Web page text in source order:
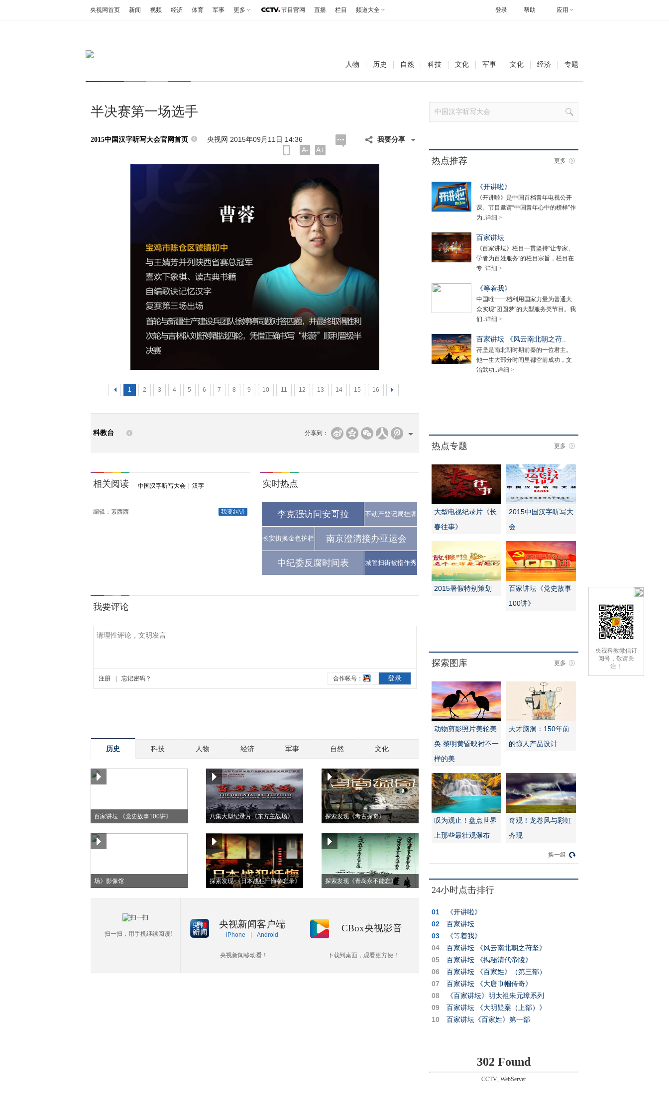
央视科教微信订
阅号，敬请关
注！
央视网首页 新闻 视频 经济 体育 军事 更多 节目官网 直播 栏目 频道大全 帮助 应用
登录
人物 历史 自然 科技 文化 军事 文化 经济 专题
半决赛第一场选手
2015中国汉字听写大会官网首页
央视网 2015年09月11日 14:36
A-
A+
我要分享
< 1 2 3 4 5 6 7 8 9 10 11 12 13 14 15 16 >
科教台 分享到：
相关阅读 中国汉字听写大会 汉字
我要纠错
编辑：素西西
实时热点
李克强访问安哥拉 不动产登记局挂牌
长安街换金色护栏 南京澄清接办亚运会
中纪委反腐时间表 城管扫街被指作秀
历史 科技 人物 经济 军事 自然 文化
百家讲坛 《党史故事100讲》 八集大型纪录片《东方主战场》 探索发现《考古探奇》
场》影像馆
探索发现 《日本战犯忏悔备忘录》 探索发现《青岛永不能忘》
扫一扫，用手机继续阅读!
央视新闻客户端
iPhone Android
央视新闻移动看！
CBox央视影音
下载到桌面，观看更方便！
热点推荐 更多
《开讲啦》
《开讲啦》是中国首档青年电视公开
课。节目邀请“中国青年心中的榜样”作
为..详细 >
百家讲坛
《百家讲坛》栏目一贯坚持“让专家、
学者为百姓服务”的栏目宗旨，栏目在
专..详细 >
《等着我》
中国唯一一档利用国家力量为普通大
众实现“团圆梦”的大型服务类节目。我
们..详细 >
百家讲坛 《风云南北朝之苻..
苻坚是南北朝时期前秦的一位君主。
他一生大部分时间里都空前成功，文
治武功..详细 >
热点专题 更多
大型电视纪录片《长
春往事》
2015中国汉字听写大
会
2015暑假特别策划
百家讲坛《党史故事
100讲》
探索图库 更多
动物剪影照片美轮美
奂:黎明黄昏映衬不一
样的美
天才脑洞：150年前
的惊人产品设计
叹为观止！盘点世界
上那些最壮观瀑布
奇观！龙卷风与彩虹
齐现
换一组
24小时点击排行
01
《开讲啦》
02
百家讲坛
03
《等着我》
04
百家讲坛 《风云南北朝之苻坚》
05
百家讲坛 《揭秘清代帝陵》
06
百家讲坛 《百家姓》（第三部）
07
百家讲坛 《大唐巾帼传奇》
08
《百家讲坛》明太祖朱元璋系列
09
百家讲坛 《大明疑案（上部）》
10
百家讲坛《百家姓》第一部
302 Found
CCTV_WebServer